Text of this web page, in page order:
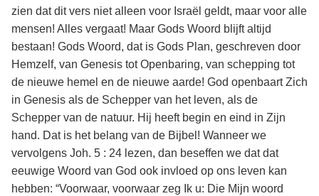
zien dat dit vers niet alleen voor Israël geldt, maar voor alle
mensen! Alles vergaat! Maar Gods Woord blijft altijd
bestaan! Gods Woord, dat is Gods Plan, geschreven door
Hemzelf, van Genesis tot Openbaring, van schepping tot
de nieuwe hemel en de nieuwe aarde! God openbaart Zich
in Genesis als de Schepper van het leven, als de
Schepper van de natuur. Hij heeft begin en eind in Zijn
hand. Dat is het belang van de Bijbel! Wanneer we
vervolgens Joh. 5 : 24 lezen, dan beseffen we dat dat
eeuwige Woord van God ook invloed op ons leven kan
hebben: “Voorwaar, voorwaar zeg Ik u: Die Mijn woord